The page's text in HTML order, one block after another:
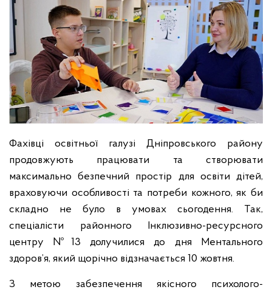
Фахівці освітньої галузі Дніпровського району
продовжують працювати та створювати
максимально безпечний простір для освіти дітей,
враховуючи особливості та потреби кожного, як би
складно не було в умовах сьогодення. Так,
спеціалісти районного Інклюзивно-ресурсного
центру №13 долучилися до дня Ментального
здоров’я, який щорічно відзначається 10 жовтня.
З метою забезпечення якісного психолого-